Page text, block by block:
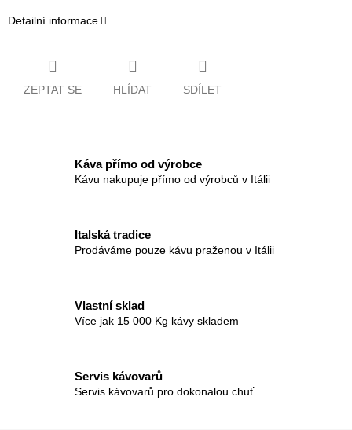
Detailní informace
ZEPTAT SE HLÍDAT SDÍLET
Káva přímo od výrobce
Kávu nakupuje přímo od výrobců v Itálii
Italská tradice
Prodáváme pouze kávu praženou v Itálii
Vlastní sklad
Více jak 15 000 Kg kávy skladem
Servis kávovarů
Servis kávovarů pro dokonalou chuť